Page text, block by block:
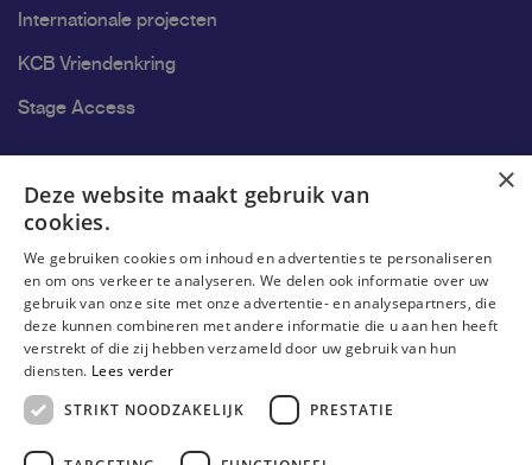
Internationale projecten
KCB Vriendenkring
Stage Access
Onderzoek
Onderzoeksgroepen
Onderzoekers
Onderzoeker worden
×
Deze website maakt gebruik van
cookies.
We gebruiken cookies om inhoud en advertenties te personaliseren
en om ons verkeer te analyseren. We delen ook informatie over uw
gebruik van onze site met onze advertentie- en analysepartners, die
deze kunnen combineren met andere informatie die u aan hen heeft
verstrekt of die zij hebben verzameld door uw gebruik van hun
diensten. Lees verder
STRIKT NOODZAKELIJK
PRESTATIE